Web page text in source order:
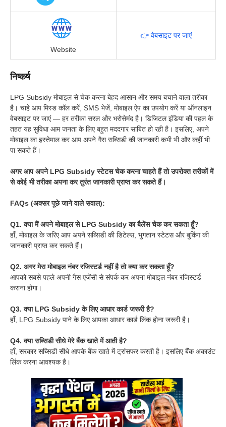
Website
👉 वेबसाइट पर जाएं
निष्कर्ष
LPG Subsidy मोबाइल से चेक करना बेहद आसान और समय बचाने वाला तरीका
है। चाहे आप मिस्ड कॉल करें, SMS भेजें, मोबाइल ऐप का उपयोग करें या ऑनलाइन
वेबसाइट पर जाएं — हर तरीका सरल और भरोसेमंद है। डिजिटल इंडिया की पहल के
तहत यह सुविधा आम जनता के लिए बहुत मददगार साबित हो रही है। इसलिए, अपने
मोबाइल का इस्तेमाल कर आप अपने गैस सब्सिडी की जानकारी कभी भी और कहीं भी
पा सकते हैं।
अगर आप अपने LPG Subsidy स्टेटस चेक करना चाहते हैं तो उपरोक्त तरीकों में
से कोई भी तरीका अपना कर तुरंत जानकारी प्राप्त कर सकते हैं।
FAQs (अक्सर पूछे जाने वाले सवाल):
Q1. क्या मैं अपने मोबाइल से LPG Subsidy का बैलेंस चेक कर सकता हूँ?
हाँ, मोबाइल के जरिए आप अपने सब्सिडी की डिटेल्स, भुगतान स्टेटस और बुकिंग की
जानकारी प्राप्त कर सकते हैं।
Q2. अगर मेरा मोबाइल नंबर रजिस्टर्ड नहीं है तो क्या कर सकता हूँ?
आपको सबसे पहले अपनी गैस एजेंसी से संपर्क कर अपना मोबाइल नंबर रजिस्टर्ड
कराना होगा।
Q3. क्या LPG Subsidy के लिए आधार कार्ड जरूरी है?
हाँ, LPG Subsidy पाने के लिए आपका आधार कार्ड लिंक होना जरूरी है।
Q4. क्या सब्सिडी सीधे मेरे बैंक खाते में आती है?
हाँ, सरकार सब्सिडी सीधे आपके बैंक खाते में ट्रांसफर करती है। इसलिए बैंक अकाउंट
लिंक करना आवश्यक है।